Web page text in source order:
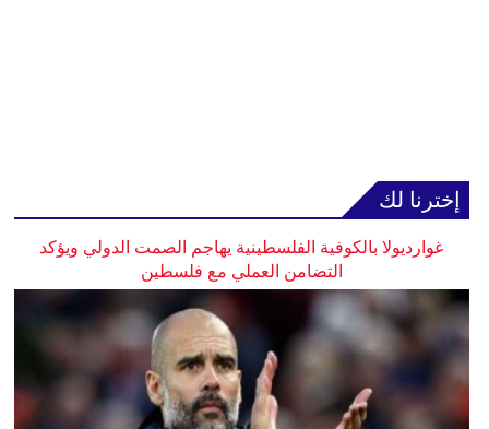
إخترنا لك
غوارديولا بالكوفية الفلسطينية يهاجم الصمت الدولي ويؤكد
التضامن العملي مع فلسطين